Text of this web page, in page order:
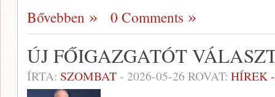
Bővebben 0 Comments
ÚJ FŐIGAZGATÓT
ÍRTA: SZOMBAT- 2026-05-26 ROVAT: HÍREK